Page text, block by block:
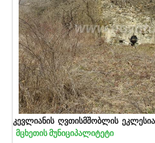
კევლიანის ღვთისმშობლის ეკლესია
მცხეთის მუნიციპალიტეტი